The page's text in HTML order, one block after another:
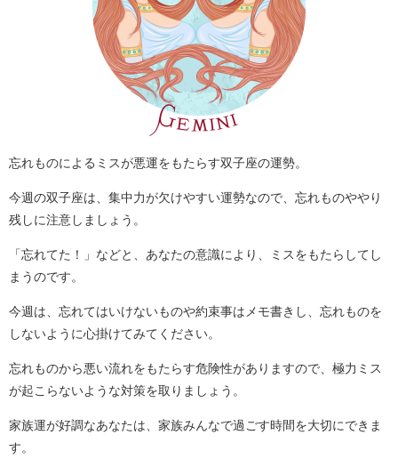
忘れものによるミスが悪運をもたらす双子座の運勢。
今週の双子座は、集中力が欠けやすい運勢なので、忘れものややり
残しに注意しましょう。
「忘れてた！」などと、あなたの意識により、ミスをもたらしてし
まうのです。
今週は、忘れてはいけないものや約束事はメモ書きし、忘れものを
しないように心掛けてみてください。
忘れものから悪い流れをもたらす危険性がありますので、極力ミス
が起こらないような対策を取りましょう。
家族運が好調なあなたは、家族みんなで過ごす時間を大切にできま
す。